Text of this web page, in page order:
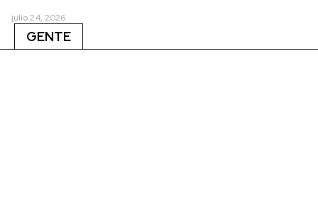
julio 24, 2026
GENTE